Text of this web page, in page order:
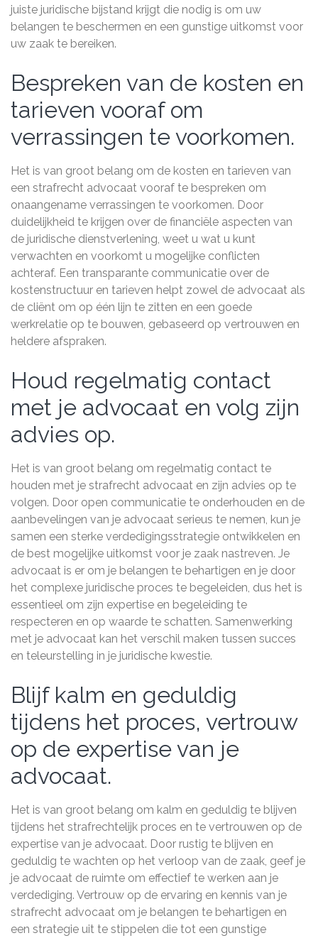
juiste juridische bijstand krijgt die nodig is om uw
belangen te beschermen en een gunstige uitkomst voor
uw zaak te bereiken.
Bespreken van de kosten en
tarieven vooraf om
verrassingen te voorkomen.
Het is van groot belang om de kosten en tarieven van
een strafrecht advocaat vooraf te bespreken om
onaangename verrassingen te voorkomen. Door
duidelijkheid te krijgen over de financiële aspecten van
de juridische dienstverlening, weet u wat u kunt
verwachten en voorkomt u mogelijke conflicten
achteraf. Een transparante communicatie over de
kostenstructuur en tarieven helpt zowel de advocaat als
de cliënt om op één lijn te zitten en een goede
werkrelatie op te bouwen, gebaseerd op vertrouwen en
heldere afspraken.
Houd regelmatig contact
met je advocaat en volg zijn
advies op.
Het is van groot belang om regelmatig contact te
houden met je strafrecht advocaat en zijn advies op te
volgen. Door open communicatie te onderhouden en de
aanbevelingen van je advocaat serieus te nemen, kun je
samen een sterke verdedigingsstrategie ontwikkelen en
de best mogelijke uitkomst voor je zaak nastreven. Je
advocaat is er om je belangen te behartigen en je door
het complexe juridische proces te begeleiden, dus het is
essentieel om zijn expertise en begeleiding te
respecteren en op waarde te schatten. Samenwerking
met je advocaat kan het verschil maken tussen succes
en teleurstelling in je juridische kwestie.
Blijf kalm en geduldig
tijdens het proces, vertrouw
op de expertise van je
advocaat.
Het is van groot belang om kalm en geduldig te blijven
tijdens het strafrechtelijk proces en te vertrouwen op de
expertise van je advocaat. Door rustig te blijven en
geduldig te wachten op het verloop van de zaak, geef je
je advocaat de ruimte om effectief te werken aan je
verdediging. Vertrouw op de ervaring en kennis van je
strafrecht advocaat om je belangen te behartigen en
een strategie uit te stippelen die tot een gunstige